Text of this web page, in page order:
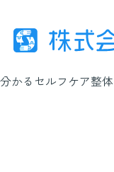
かるセルフケア整体